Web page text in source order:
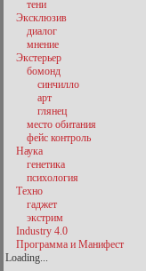
тени
Эксклюзив
диалог
мнение
Экстерьер
бомонд
синчилло
арт
глянец
место обитания
фейс контроль
Наука
генетика
психология
Техно
гаджет
экстрим
Industry 4.0
Программа и Манифест
Loading...